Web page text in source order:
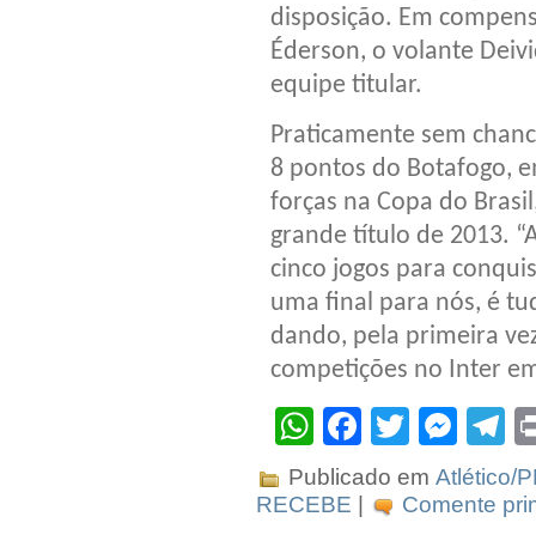
disposição. Em
Éderson, o volante
equipe titular.
Praticamente sem
8 pontos do Botafogo,
forças na Copa do
grande título de 2013.
cinco jogos para
uma final para nós, é
dando, pela primeira
competições no Inter
WhatsApp
Facebook
Twitter
Publicado em Atlético/
RECEBE
Comente